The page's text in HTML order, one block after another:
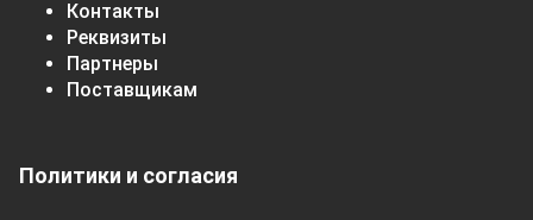
Контакты
Реквизиты
Партнеры
Поставщикам
Политики и согласия